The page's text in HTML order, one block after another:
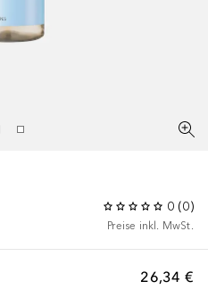
0 (0)
Preise inkl. MwSt.
26,34 €